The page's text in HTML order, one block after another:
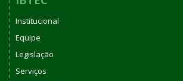
Institucional
Equipe
Legislação
Serviços